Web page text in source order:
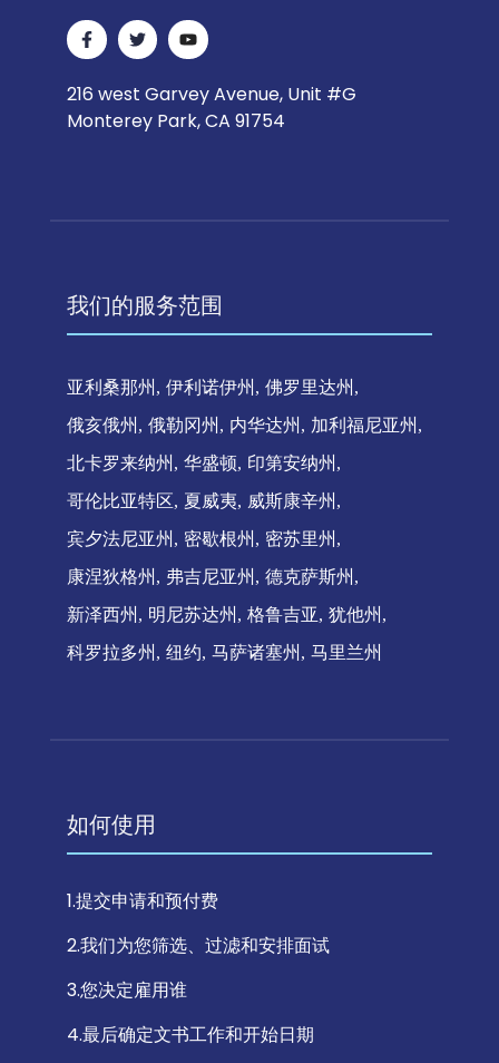
216 west Garvey Avenue, Unit #G
Monterey Park, CA 91754
我们的服务范围
亚利桑那州 伊利诺伊州
佛罗里达州
俄亥俄州
俄勒冈州 内华达州
加利福尼亚州
北卡罗来纳州
华盛顿
印第安纳州
哥伦比亚特区
夏威夷
威斯康辛州
宾夕法尼亚州
密歇根州
密苏里州
康涅狄格州
弗吉尼亚州
德克萨斯州
新泽西州
明尼苏达州 格鲁吉亚
犹他州
科罗拉多州
纽约 马萨诸塞州 马里兰州
如何使用
1.提交申请和预付费
2.我们为您筛选、过滤和安排面试
3.您决定雇用谁
4.最后确定文书工作和开始日期